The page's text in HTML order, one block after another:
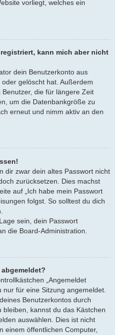
vorliegt, welches ein
kann mich aber nicht
dein Benutzerkonto aus
gelöscht hat. Außerdem
die für längere Zeit
um die Datenbankgröße zu
erneut und nimm aktiv an den
dir zwar dein altes Passwort nicht
zurücksetzen. Dies machst
auf „Ich habe mein Passwort
folgst. So solltest du dich
sein, dein Passwort
die Board-Administration.
„Angemeldet
nur für eine Sitzung angemeldet.
Benutzerkontos durch
kannst du das Kästchen
auswählen. Dies ist nicht
einem öffentlichen Computer,